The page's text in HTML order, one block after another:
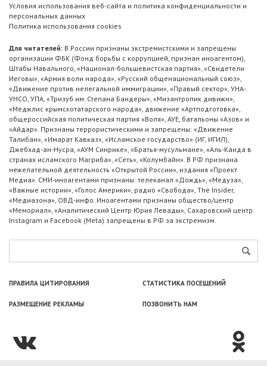
Условия использования веб-сайта и политика конфиденциальности и
персональных данных
Политика использования cookies
Для читателей: В России признаны экстремистскими и запрещены
организации ФБК (Фонд борьбы с коррупцией, признан иноагентом),
Штабы Навального, «Национал-большевистская партия», «Свидетели
Иеговы», «Армия воли народа», «Русский общенациональный союз»,
«Движение против нелегальной иммиграции», «Правый сектор», УНА-
УНСО, УПА, «Тризуб им. Степана Бандеры», «Мизантропик дивижн»,
«Меджлис крымскотатарского народа», движение «Артподготовка»,
общероссийская политическая партия «Воля», АУЕ, батальоны «Азов» и
«Айдар». Признаны террористическими и запрещены: «Движение
Талибан», «Имарат Кавказ», «Исламское государство» (ИГ, ИГИЛ),
Джебхад-ан-Нусра, «АУМ Синрике», «Братья-мусульмане», «Аль-Каида в
странах исламского Магриба», «Сеть», «Колумбайн». В РФ признана
нежелательной деятельность «Открытой России», издания «Проект
Медиа». СМИ-иноагентами признаны: телеканал «Дождь», «Медуза»,
«Важные истории», «Голос Америки», радио «Свобода», The Insider,
«Медиазона», ОВД-инфо. Иноагентами признаны общество/центр
«Мемориал», «Аналитический Центр Юрия Левады», Сахаровский центр.
Instagram и Facebook (Metа) запрещены в РФ за экстремизм.
ПРАВИЛА ЦИТИРОВАНИЯ СТАТИСТИКА ПОСЕЩЕНИЙ
РАЗМЕЩЕНИЕ РЕКЛАМЫ ПОЗВОНИТЬ НАМ